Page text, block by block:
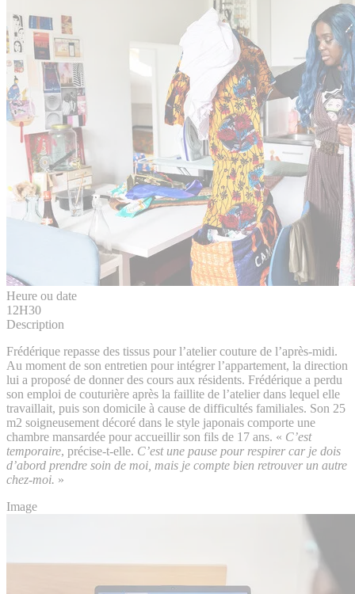
Heure ou date
12H30
Description
Frédérique repasse des tissus pour l’atelier couture de l’après-midi.
Au moment de son entretien pour intégrer l’appartement, la direction
lui a proposé de donner des cours aux résidents. Frédérique a perdu
son emploi de couturière après la faillite de l’atelier dans lequel elle
travaillait, puis son domicile à cause de difficultés familiales. Son 25
m2 soigneusement décoré dans le style japonais comporte une
chambre mansardée pour accueillir son fils de 17 ans. « C’est
temporaire, précise-t-elle. C’est une pause pour respirer car je dois
d’abord prendre soin de moi, mais je compte bien retrouver un autre
chez-moi. »
Image